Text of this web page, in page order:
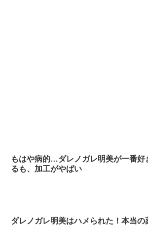
もはや病的…ダレノガレ明美が一番好
るも、加工がやばい
ダレノガレ明美はハメられた！本当の